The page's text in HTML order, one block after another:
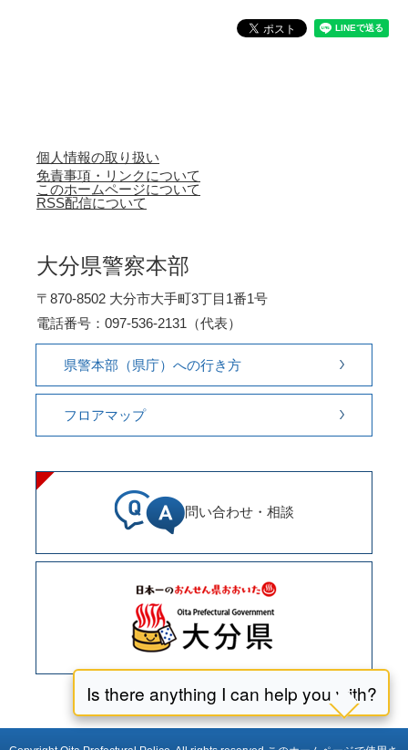
個人情報の取り扱い
免責事項・リンクについて
このホームページについて
RSS配信について
大分県警察本部
〒870-8502 大分市大手町3丁目1番1号
電話番号：097-536-2131（代表）
県警本部（県庁）への行き方
フロアマップ
問い合わせ・相談